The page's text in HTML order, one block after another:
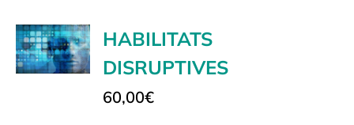
HABILITATS
DISRUPTIVES
60,00€